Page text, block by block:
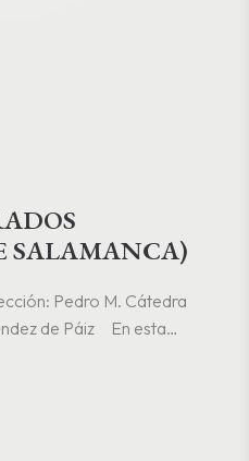
SALAMANCA)
Pedro M. Cátedra
de Páiz En esta